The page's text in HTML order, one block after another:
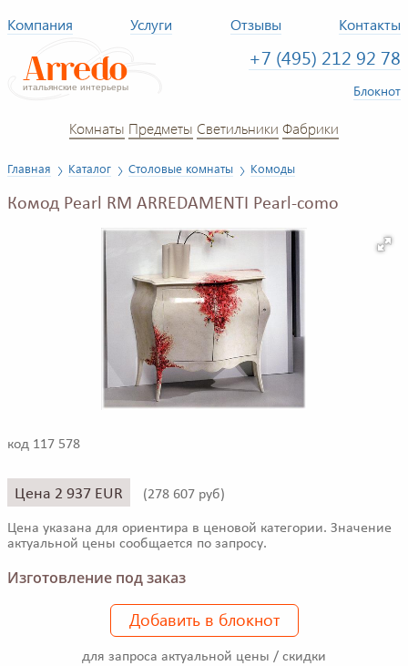
Компания Услуги Отзывы Контакты
+7 (495) 212 92 78
Блокнот
Комнаты Предметы Светильники Фабрики
Главная Каталог Столовые комнаты Комоды
Комод Pearl RM ARREDAMENTI Pearl-como
код 117 578
Цена 2 937 EUR (278 607 руб)
Цена указана для ориентира в ценовой категории. Значение
актуальной цены сообщается по запросу.
Изготовление под заказ
Добавить в блокнот
для запроса актуальной цены / скидки